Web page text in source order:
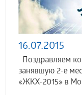
16.07.2015
Поздравляем
занявшую 2-е
«ЖКХ-2015» в